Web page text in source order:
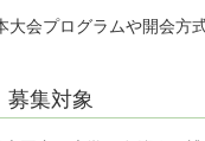
大会プログラムや開会方
募集対象